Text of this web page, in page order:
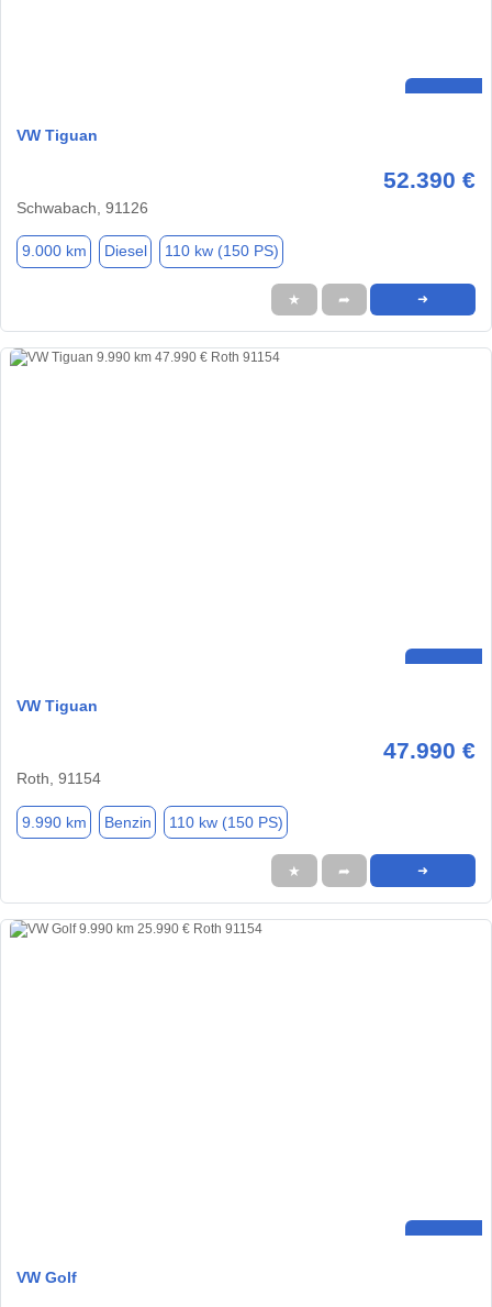
VW Tiguan
52.390 €
Schwabach, 91126
9.000 km Diesel 110 kw (150 PS)
★ ➦ ➜
VW Tiguan
47.990 €
Roth, 91154
9.990 km Benzin 110 kw (150 PS)
★ ➦ ➜
VW Golf